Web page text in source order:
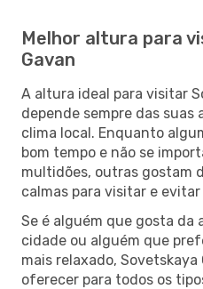
Melhor altura para
Gavan
A altura ideal para visitar
depende sempre das
clima local. Enquanto
bom tempo e não se
multidões, outras gostam
calmas para visitar e
Se é alguém que gosta da
cidade ou alguém que
mais relaxado, Sovetskaya
oferecer para todos os